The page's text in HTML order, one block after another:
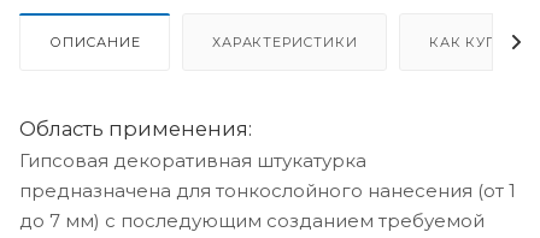
ОПИСАНИЕ ХАРАКТЕРИСТИКИ КАК КУПИТЬ
Область применения:
Гипсовая декоративная штукатурка
предназначена для тонкослойного нанесения (от 1
до 7 мм) с последующим созданием требуемой